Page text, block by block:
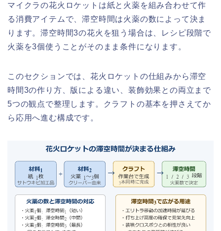
マイクラの花火ロケットは紙と火薬を組み合わせて作
る消費アイテムで、滞空時間は火薬の数によって決ま
ります。滞空時間3の花火を狙う場合は、レシピ段階で
火薬を3個使うことがそのまま条件になります。
このセクションでは、花火ロケットの仕組みから滞空
時間3の作り方、版による違い、装飾効果との両立まで
5つの観点で整理します。クラフトの基本を押さえてか
ら応用へ進む構成です。